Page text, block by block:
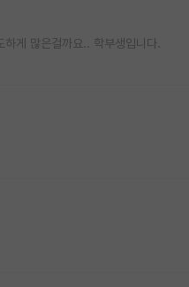
게 많은걸까요.. 학부생입니다.